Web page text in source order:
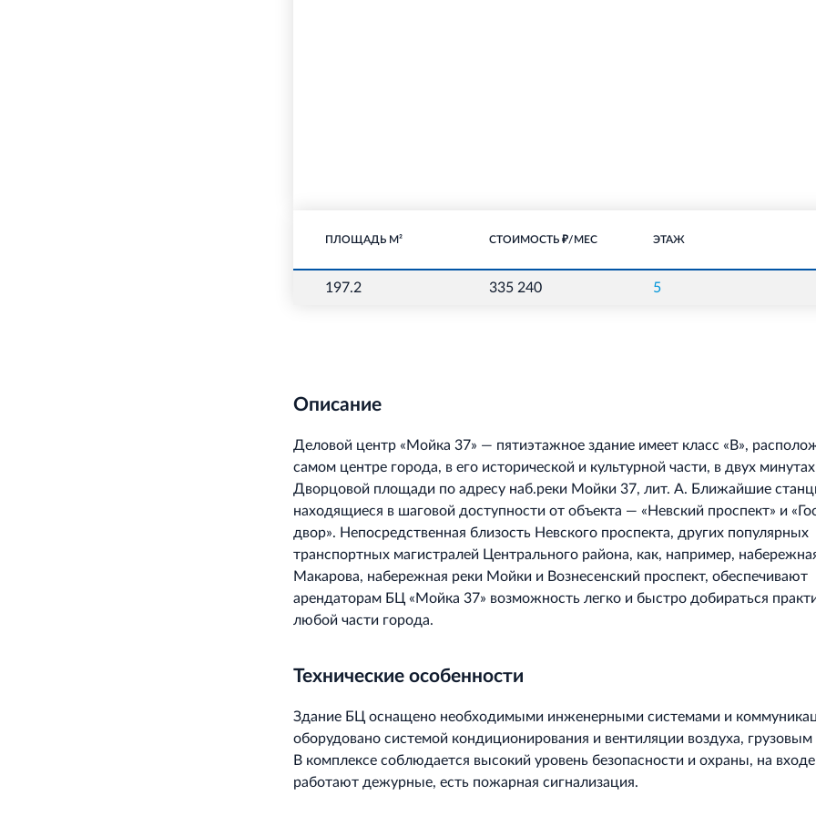
ПЛОЩАДЬ М² СТОИМОСТЬ ₽/МЕС ЭТАЖ
197.2 335 240 5
Описание
Деловой центр «Мойка 37» — пятиэтажное здание имеет класс «В»,
самом центре города, в его исторической и культурной части, в двух
Дворцовой площади по адресу наб.реки Мойки 37, лит. А. Ближайшие
находящиеся в шаговой доступности от объекта — «Невский проспект» и
двор». Непосредственная близость Невского проспекта, других популярных
транспортных магистралей Центрального района, как, например,
Макарова, набережная реки Мойки и Вознесенский проспект, обеспечивают
арендаторам БЦ «Мойка 37» возможность легко и быстро добираться
любой части города.
Технические особенности
Здание БЦ оснащено необходимыми инженерными системами и
оборудовано системой кондиционирования и вентиляции воздуха,
В комплексе соблюдается высокий уровень безопасности и охраны, на входе
работают дежурные, есть пожарная сигнализация.